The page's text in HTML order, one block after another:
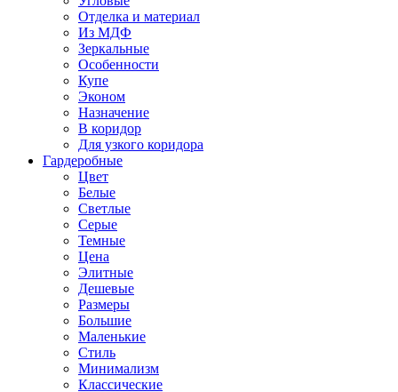
Отделка и материал
Из МДФ
Зеркальные
Особенности
Купе
Эконом
Назначение
В коридор
Для узкого коридора
Гардеробные
Цвет
Белые
Светлые
Серые
Темные
Цена
Элитные
Дешевые
Размеры
Большие
Маленькие
Стиль
Минимализм
Классические